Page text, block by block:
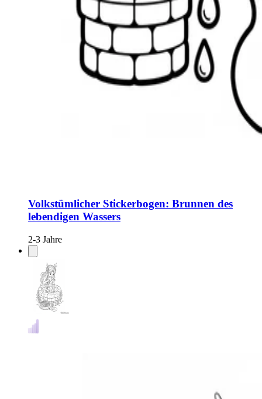
Volkstümlicher Stickerbogen: Brunnen des
lebendigen Wassers
2-3 Jahre